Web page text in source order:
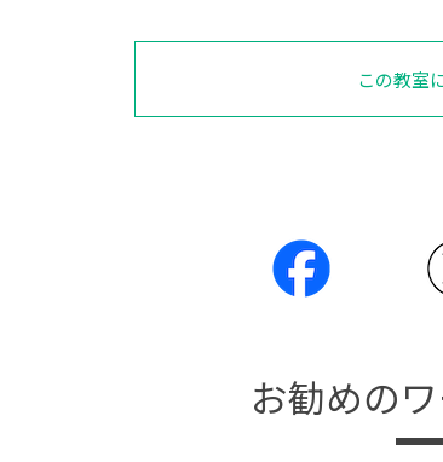
この教室
お勧めの